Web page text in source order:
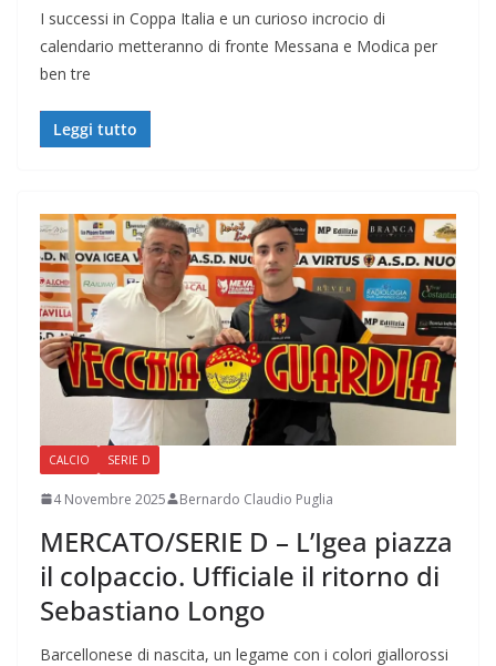
I successi in Coppa Italia e un curioso incrocio di
calendario metteranno di fronte Messana e Modica per
ben tre
Leggi tutto
CALCIO SERIE D
4 Novembre 2025 Bernardo Claudio Puglia
MERCATO/SERIE D – L’Igea piazza
il colpaccio. Ufficiale il ritorno di
Sebastiano Longo
Barcellonese di nascita, un legame con i colori giallorossi